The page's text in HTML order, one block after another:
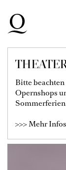
Zur
Zum
Zum Footer
Bitte
Opernshops
>>> Mehr Infos